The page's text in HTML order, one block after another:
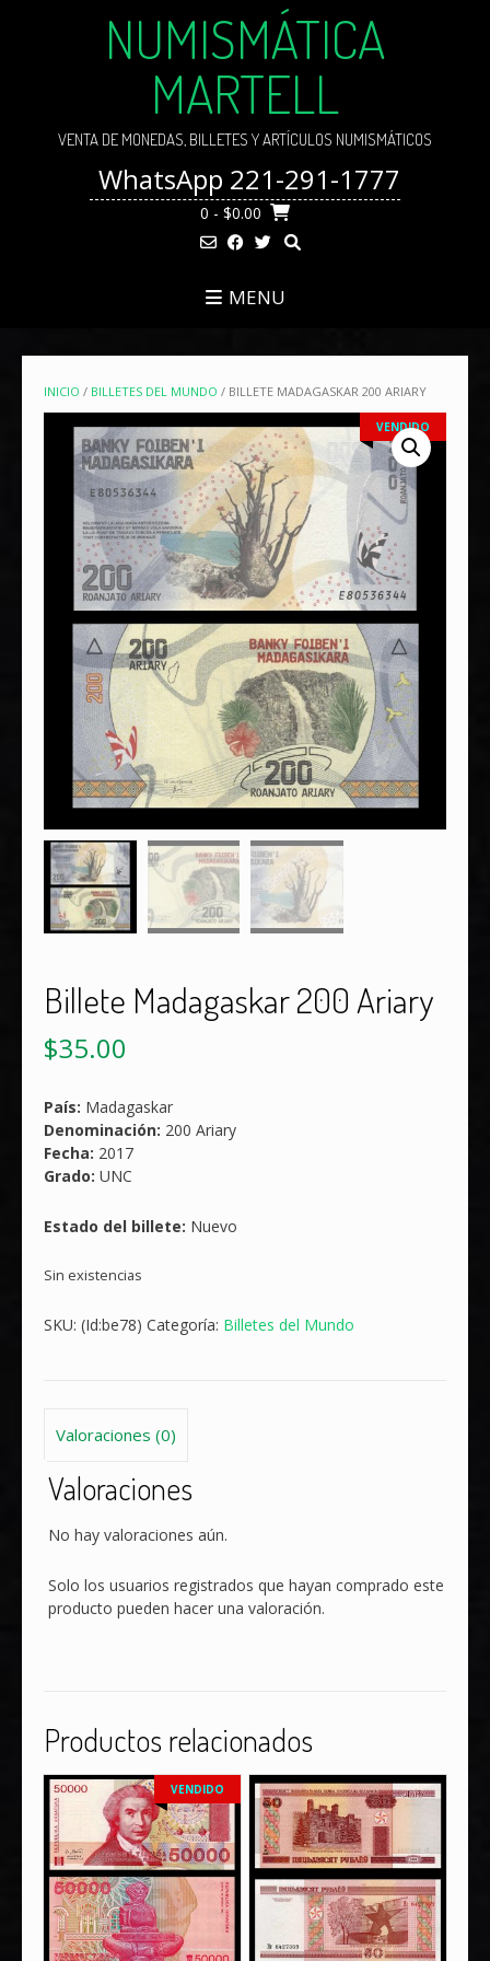
NUMISMÁTICA
MARTELL
VENTA DE MONEDAS, BILLETES Y ARTÍCULOS NUMISMÁTICOS
WhatsApp 221-291-1777
0 - $0.00
MENU
INICIO / BILLETES DEL MUNDO / BILLETE MADAGASKAR 200 ARIARY
VENDIDO
Billete Madagaskar 200 Ariary
$35.00
País: Madagaskar
Denominación: 200 Ariary
Fecha: 2017
Grado: UNC
Estado del billete: Nuevo
Sin existencias
SKU: (Id:be78) Categoría: Billetes del Mundo
Valoraciones (0)
Valoraciones
No hay valoraciones aún.
Solo los usuarios registrados que hayan comprado este
producto pueden hacer una valoración.
Productos relacionados
VENDIDO